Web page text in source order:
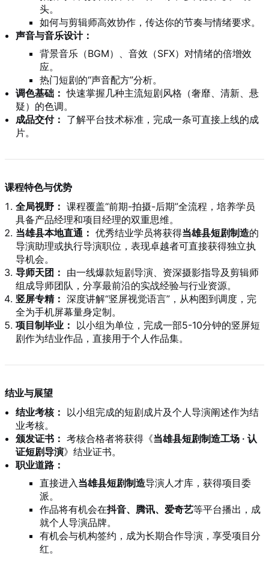
头。
如何与剪辑师高效协作，传达你的节奏与情绪要求。
声音与音乐设计：
背景音乐（BGM）、音效（SFX）对情绪的倍增效
应。
热门短剧的“声音配方”分析。
调色基础： 快速掌握几种主流短剧风格（奢靡、清新、悬
疑）的色调。
成品交付： 了解平台技术标准，完成一条可直接上线的成
片。
课程特色与优势
全局视野： 课程覆盖“前期-拍摄-后期”全流程，培养学员
具备产品经理和项目经理的双重思维。
当雄县本地直通： 优秀结业学员将获得当雄县短剧制造的
导演助理或执行导演职位，表现卓越者可直接获得独立执
导机会。
导师天团： 由一线爆款短剧导演、资深摄影指导及剪辑师
组成导师团队，分享最前沿的实战经验与行业资源。
竖屏专精： 深度讲解“竖屏视觉语言”，从构图到调度，完
全为手机屏幕量身定制。
项目制毕业： 以小组为单位，完成一部5-10分钟的竖屏短
剧作为结业作品，直接用于个人作品集。
结业与展望
结业考核： 以小组完成的短剧成片及个人导演阐述作为结
业考核。
颁发证书： 考核合格者将获得《当雄县短剧制造工场 · 认
证短剧导演》结业证书。
职业道路：
直接进入当雄县短剧制造导演人才库，获得项目委
派。
作品将有机会在抖音、腾讯、爱奇艺等平台播出，成
就个人导演品牌。
有机会与机构签约，成为长期合作导演，享受项目分
红。